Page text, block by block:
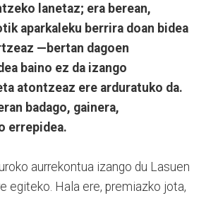
lanetaz; era berean,
aparkaleku berrira doan bidea
—bertan dagoen
baino ez da izango
atontzeaz ere arduratuko da.
badago, gainera,
errepidea.
aurrekontua izango du Lasuen
egiteko. Hala ere, premiazko jota,